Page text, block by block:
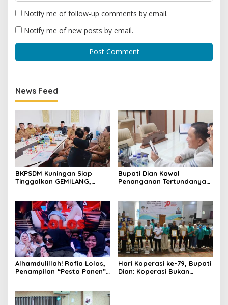
Notify me of follow-up comments by email.
Notify me of new posts by email.
News Feed
BKPSDM Kuningan Siap
Tinggalkan GEMILANG,
ASN
Bupati Dian Kawal
Penanganan Tertundanya
Jemaah Dipenuhi
Alhamdulillah! Rofia Lolos,
Penampilan “Pesta Panen”
Hari Koperasi ke-79, Bupati
Dian: Koperasi Bukan